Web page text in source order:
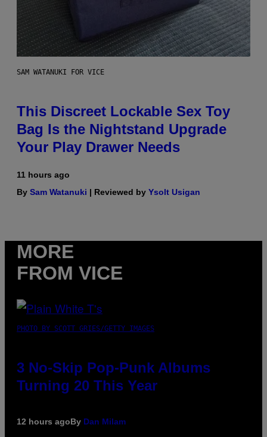
SAM WATANUKI FOR VICE
This Discreet Lockable Sex Toy
Bag Is the Nightstand Upgrade
Your Play Drawer Needs
11 hours ago
By Sam Watanuki | Reviewed by Ysolt Usigan
MORE
FROM VICE
PHOTO BY SCOTT GRIES/GETTY IMAGES
3 No-Skip Pop-Punk Albums
Turning 20 This Year
12 hours agoBy Dan Milam